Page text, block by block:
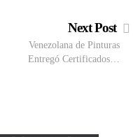
Next Post
Venezolana de Pinturas
Entregó Certificados…